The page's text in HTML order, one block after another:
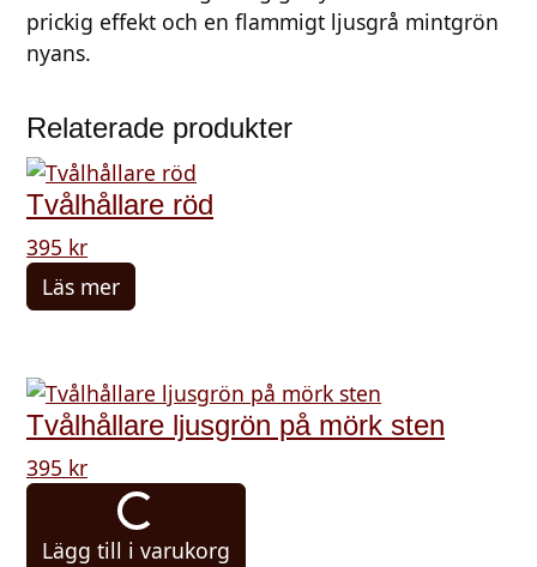
t
g
n
m
ä
n
g
prickig effekt och en flammigt ljusgrå mintgrön
nyans.
Relaterade produkter
Tvålhållare röd
395 kr
Läs mer
Tvålhållare ljusgrön på mörk sten
395 kr
Lägg till i varukorg